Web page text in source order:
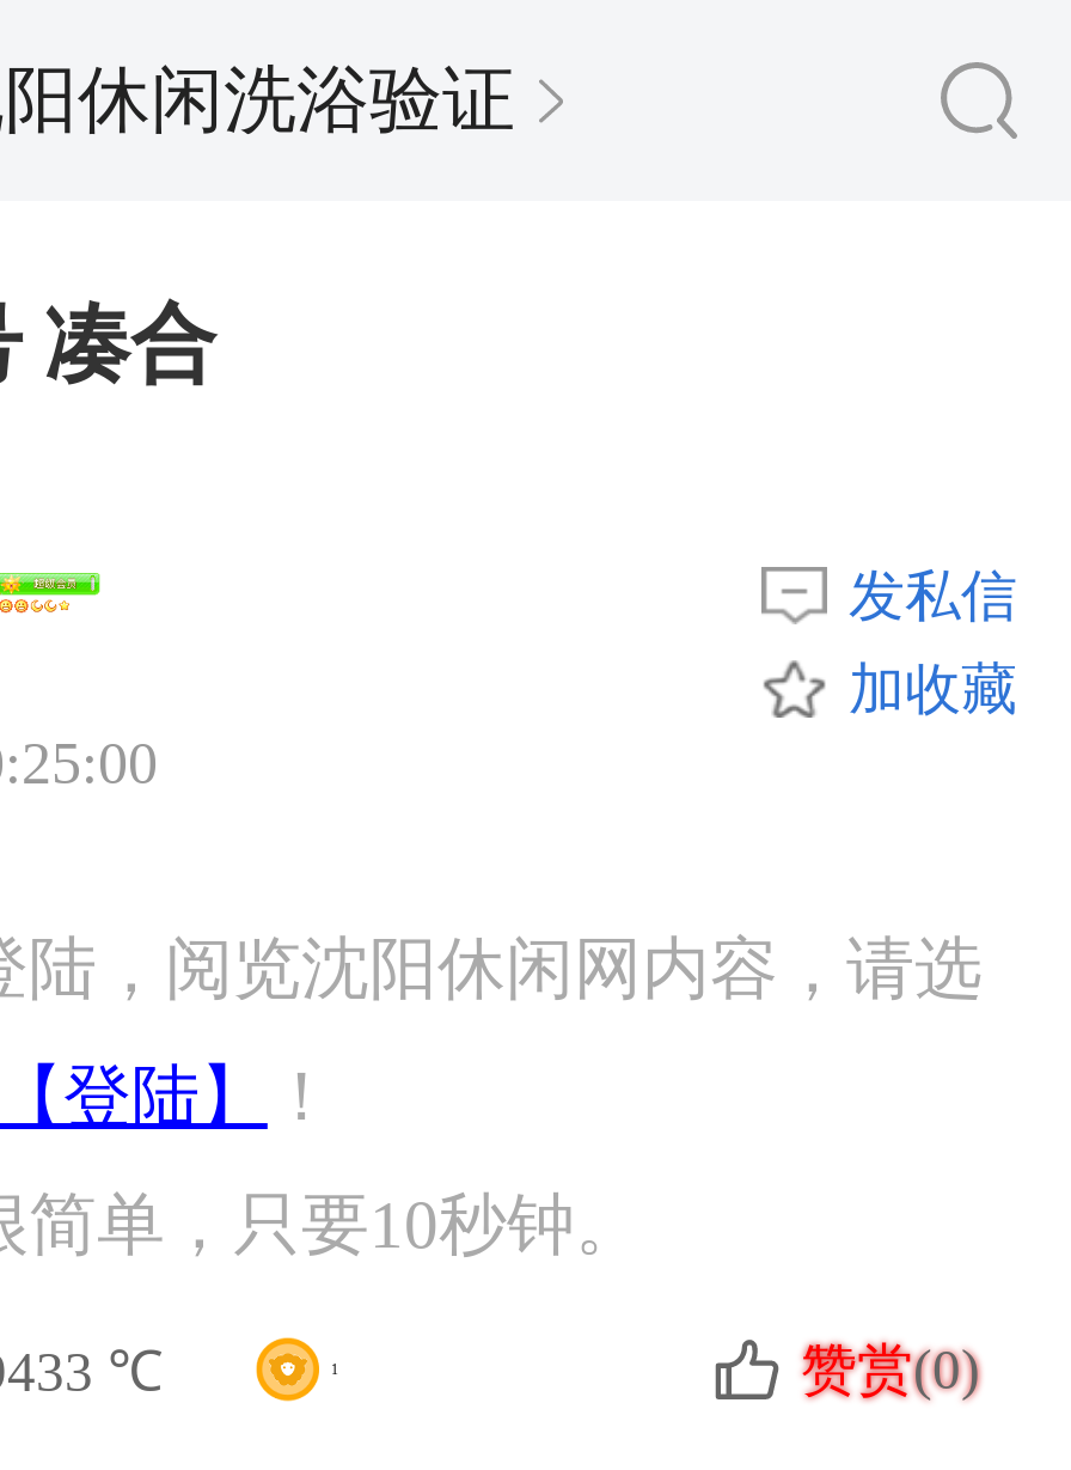
休闲洗浴验证
凑合
发私信
加收藏
陆，阅览沈阳休闲网内容，请选
登陆】
！
单，只要10秒钟。
℃ 1 赞赏(0)